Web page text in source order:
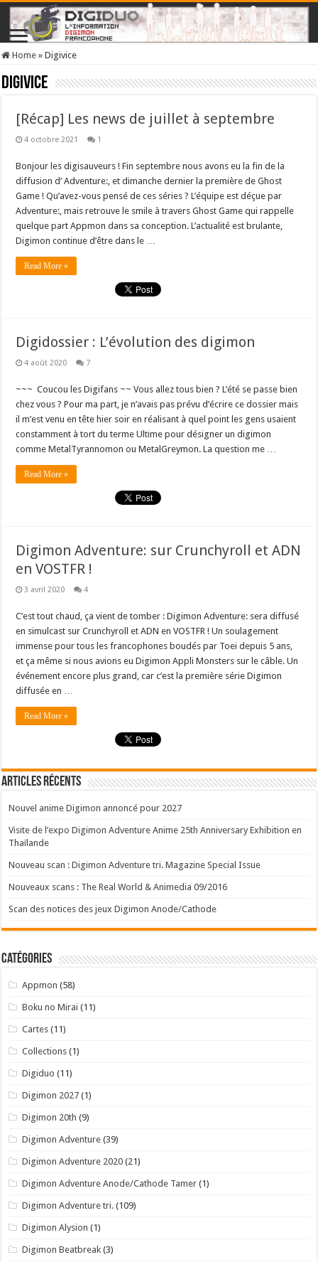
Home » Digivice
Digivice
[Récap] Les news de juillet à septembre
4 octobre 2021 1
Bonjour les digisauveurs ! Fin septembre nous avons eu la fin de la
diffusion d’ Adventure:, et dimanche dernier la première de Ghost
Game ! Qu’avez-vous pensé de ces séries ? L’équipe est déçue par
Adventure:, mais retrouve le smile à travers Ghost Game qui rappelle
quelque part Appmon dans sa conception. L’actualité est brulante,
Digimon continue d’être dans le …
Read More »
Digidossier : L’évolution des digimon
4 août 2020 7
~~~ Coucou les Digifans ~~ Vous allez tous bien ? L’été se passe bien
chez vous ? Pour ma part, je n’avais pas prévu d’écrire ce dossier mais
il m’est venu en tête hier soir en réalisant à quel point les gens usaient
constamment à tort du terme Ultime pour désigner un digimon
comme MetalTyrannomon ou MetalGreymon. La question me …
Read More »
Digimon Adventure: sur Crunchyroll et ADN
en VOSTFR !
3 avril 2020 4
C’est tout chaud, ça vient de tomber : Digimon Adventure: sera diffusé
en simulcast sur Crunchyroll et ADN en VOSTFR ! Un soulagement
immense pour tous les francophones boudés par Toei depuis 5 ans,
et ça même si nous avions eu Digimon Appli Monsters sur le câble. Un
événement encore plus grand, car c’est la première série Digimon
diffusée en …
Read More »
Articles récents
Nouvel anime Digimon annoncé pour 2027
Visite de l’expo Digimon Adventure Anime 25th Anniversary Exhibition en
Thaïlande
Nouveau scan : Digimon Adventure tri. Magazine Special Issue
Nouveaux scans : The Real World & Animedia 09/2016
Scan des notices des jeux Digimon Anode/Cathode
Catégories
Appmon (58)
Boku no Mirai (11)
Cartes (11)
Collections (1)
Digiduo (11)
Digimon 2027 (1)
Digimon 20th (9)
Digimon Adventure (39)
Digimon Adventure 2020 (21)
Digimon Adventure Anode/Cathode Tamer (1)
Digimon Adventure tri. (109)
Digimon Alysion (1)
Digimon Beatbreak (3)